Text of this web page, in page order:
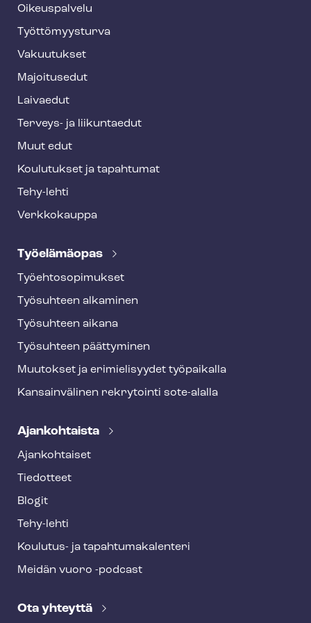
o
o
t
e
Oikeuspalvelu
Työt­tö­myys­tur­va
Vakuutukset
Majoitusedut
Laivaedut
Terveys- ja liikuntaedut
Muut edut
Koulutukset ja tapahtumat
Tehy-lehti
Verkkokauppa
Työelämäopas
Työ­eh­to­so­pi­muk­set
Työsuhteen alkaminen
Työsuhteen aikana
Työsuhteen päättyminen
Muutokset ja erimielisyydet työpaikalla
Kansainvälinen rekrytointi sote-alalla
Ajankohtaista
Ajankohtaiset
Tiedotteet
Blogit
Tehy-lehti
Koulutus- ja ta­pah­tu­ma­ka­len­te­ri
Meidän vuoro -podcast
Ota yhteyttä